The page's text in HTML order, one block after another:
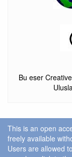
Bu eser
This is an open
freely available
Users are allowed